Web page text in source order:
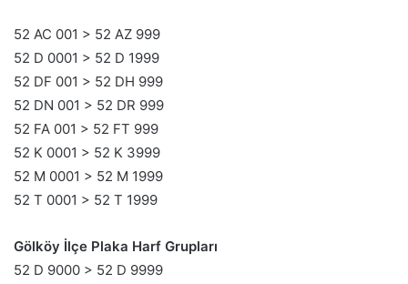
52 AC 001 > 52 AZ 999
52 D 0001 > 52 D 1999
52 DF 001 > 52 DH 999
52 DN 001 > 52 DR 999
52 FA 001 > 52 FT 999
52 K 0001 > 52 K 3999
52 M 0001 > 52 M 1999
52 T 0001 > 52 T 1999
Gölköy İlçe Plaka Harf Grupları
52 D 9000 > 52 D 9999